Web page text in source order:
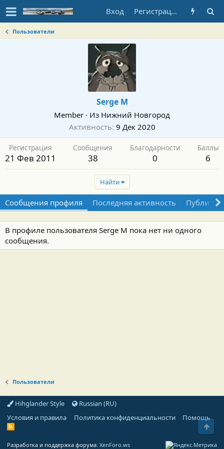
Вход Регистрация
Пользователи
Serge M
Member · Из Нижний Новгород
Активность 9 Дек 2020
Регистрация
21 Фев 2011
Сообщения
38
Благодарности
0
Баллы
6
Найти
Сообщения профиля Последняя активность
В профиле пользователя Serge M пока нет ни одного
сообщения.
Пользователи
Hihglander Style
Russian (RU)
Условия и правила
Политика конфиденциальности Помощь
R
Разработка и поддержка форума: XenForo.ws